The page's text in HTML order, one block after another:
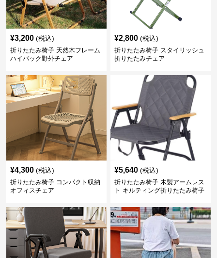
¥3,200 (税込)
折りたたみ椅子 天然木フレーム
ハイバック野外チェア
¥2,800 (税込)
折りたたみ椅子 スタイリッシュ
折りたたみチェア
¥4,300 (税込)
折りたたみ椅子 コンパクト収納
オフィスチェア
¥5,640 (税込)
折りたたみ椅子 木製アームレス
ト キルティング折りたたみ椅子